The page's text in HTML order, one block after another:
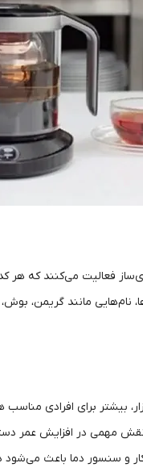
فعالیت می‌کنند که هر
نام‌هایی مانند گریمن،
بیشتر برای افرادی
مهمی در افزایش عمر
سنسور دما باعث می‌شود